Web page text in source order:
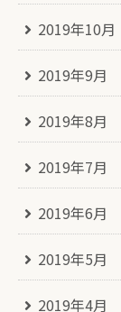
2019年10月
2019年9月
2019年8月
2019年7月
2019年6月
2019年5月
2019年4月